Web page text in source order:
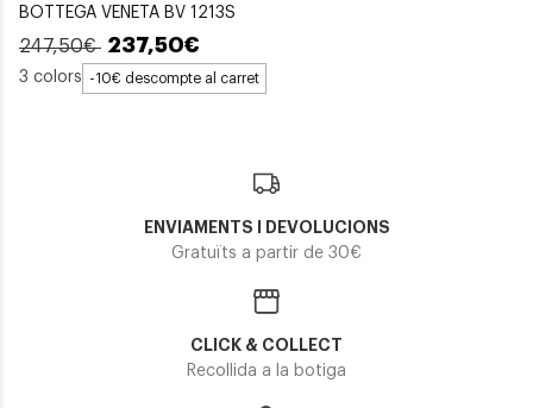
BOTTEGA VENETA BV 1213S
247,50€ 237,50€
3 colors -10€ descompte al carret
ENVIAMENTS I DEVOLUCIONS
Gratuïts a partir de 30€
CLICK & COLLECT
Recollida a la botiga